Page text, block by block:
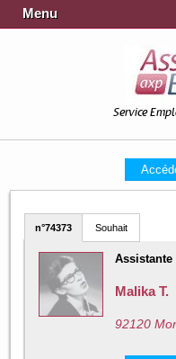
Menu
Service
n°74373 Souhait
Malika T.
92120